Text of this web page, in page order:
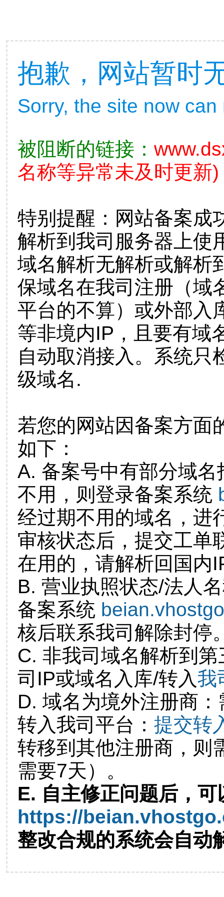
抱歉，网站暂时
Sorry, the site now
被阻断的链接：
名称等异常未及时更新)
特别提醒：网站备案成
解析到我司服务器上使
域名解析无解析或解析
保域名在我司注册（域
平台的不算）或外部入
等非境内IP，且要有域
自动取消接入。系统只
级域名.
若您的网站因备案方面
如下：
A. 备案号中有部分域
不用，则登录备案系统
经过期不用的域名，进
审核状态后，提交工单
在用的，请解析回国内
B. 营业执照状态/法人
备案系统
核后联系我司解除封停
C. 非我司域名解析到
司IP或域名入库/转入我
D. 域名为境外注册商
转入我司平台： 提交转
转移到其他注册商，则
需要7天）。
E. 自主修正问题后，可
https://
整改合规的系统会自动